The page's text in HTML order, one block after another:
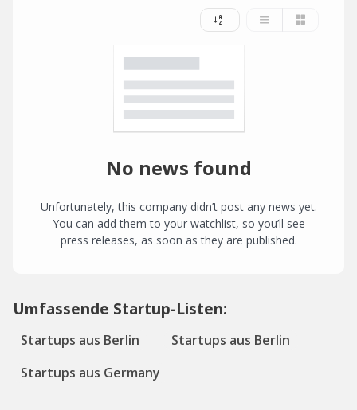
No news found
Unfortunately, this company didn’t post any news yet.
You can add them to your watchlist, so you’ll see
press releases, as soon as they are published.
Umfassende Startup-Listen:
Startups aus Berlin
Startups aus Berlin
Startups aus Germany